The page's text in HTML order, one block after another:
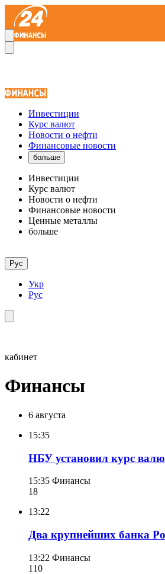
Инвестиции
Курс валют
Новости о нефти
Финансовые новости
больше
Инвестиции
Курс валют
Новости о нефти
Финансовые новости
Ценные металлы
больше
Рус
Укр
Рус
кабинет
Финансы
6 августа
15:35
НБУ установил курс
15:35 Финансы
18
13:22
Два крупнейших банка
13:22 Финансы
110